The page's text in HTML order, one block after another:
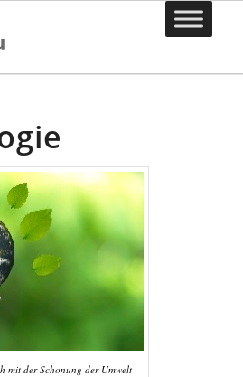
mit der Schonung der Umwelt